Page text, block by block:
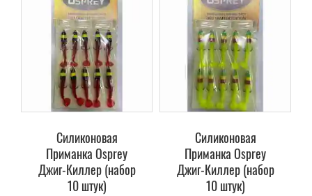
Силиконовая
Приманка Osprey
Джиг-Киллер (набор
10 штук)
Силиконовая
Приманка Osprey
Джиг-Киллер (набор
10 штук)